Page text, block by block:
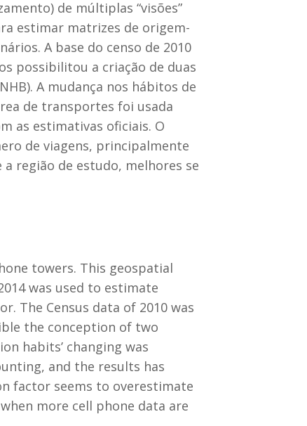
de múltiplas “visões”
estimar matrizes de origem-
A base do censo de 2010
possibilitou a criação de duas
A mudança nos hábitos de
de transportes foi usada
as estimativas oficiais. O
de viagens, principalmente
região de estudo, melhores se
towers. This geospatial
was used to estimate
The Census data of 2010 was
the conception of two
habits’ changing was
and the results has
factor seems to overestimate
more cell phone data are